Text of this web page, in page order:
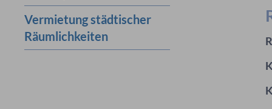
Vermietung städtischer
Räumlichkeiten